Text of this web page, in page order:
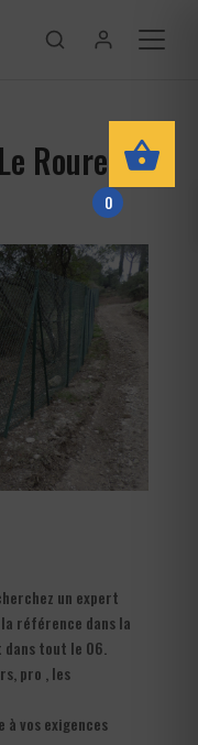
Rouret
un expert
référence dans la
tout le 06.
pro , les
à vos exigences
0